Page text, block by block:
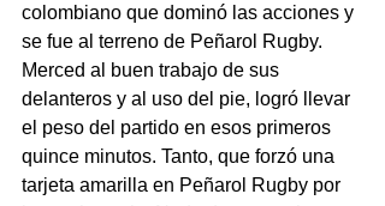
colombiano que dominó las acciones y
se fue al terreno de Peñarol Rugby.
Merced al buen trabajo de sus
delanteros y al uso del pie, logró llevar
el peso del partido en esos primeros
quince minutos. Tanto, que forzó una
tarjeta amarilla en Peñarol Rugby por